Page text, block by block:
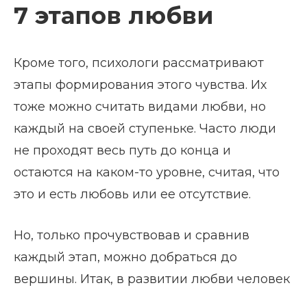
7 этапов любви
Кроме того, психологи рассматривают
этапы формирования этого чувства. Их
тоже можно считать видами любви, но
каждый на своей ступеньке. Часто люди
не проходят весь путь до конца и
остаются на каком-то уровне, считая, что
это и есть любовь или ее отсутствие.
Но, только прочувствовав и сравнив
каждый этап, можно добраться до
вершины. Итак, в развитии любви человек